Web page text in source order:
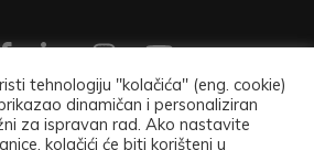
Hrvatsko matematičko društvo. Opći
tehnologiju "kolačića" (eng. cookie)
dinamičan i personaliziran
za ispravan rad. Ako nastavite
kolačići će biti korišteni u